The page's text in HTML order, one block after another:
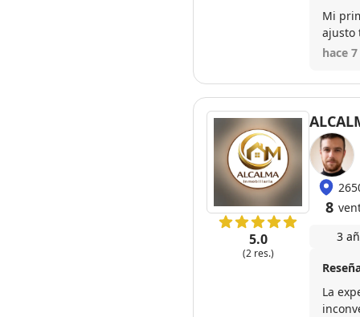
Mi
ajusto
gran
hace
5.0
(2 res.)
8
3
La